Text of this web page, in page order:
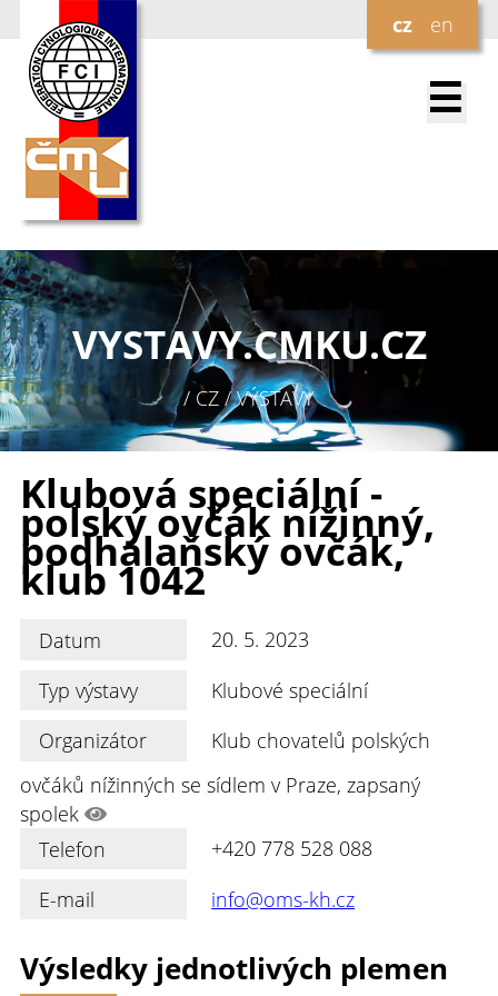
cz en
☰
VYSTAVY.CMKU.CZ
/ CZ / VÝSTAVY
Klubová speciální -
polský ovčák nížinný,
podhalaňský ovčák,
klub 1042
Datum
20. 5. 2023
Typ výstavy
Klubové speciální
Organizátor
Klub chovatelů polských
ovčáků nížinných se sídlem v Praze, zapsaný
spolek
Telefon
+420 778 528 088
E-mail
info@oms-kh.cz
Výsledky jednotlivých plemen